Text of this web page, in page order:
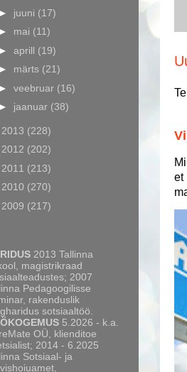
et
► juuni (17)
► mai (11)
► aprill (19)
► märts (21)
► veebruar (16)
► jaanuar (38)
2013 (228)
2012 (202)
2011 (213)
2010 (270)
2009 (217)
2013 Tallinna
magistrikraad
2007
Pedagoogilisse
rakenduslik
sotsiaaltöö.
5.2026 - k.a.
OÜ, klienditoe
2014 - 6.2025
Sotsiaal- ja